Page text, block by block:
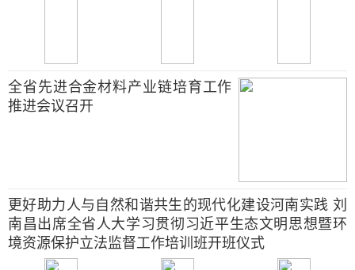
全省先进合金材料产业链培育工作
推进会议召开
更好助力人与自然和谐共生的现代化建设河南实践 刘
南昌出席全省人大学习贯彻习近平生态文明思想暨环
境资源保护立法监督工作培训班开班仪式